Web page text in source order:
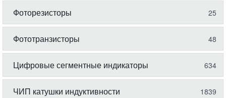
Фоторезисторы 25
Фототранзисторы 48
Цифровые сегментные индикаторы 634
ЧИП катушки индуктивности 1839